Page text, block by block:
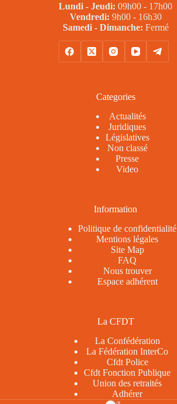
Lundi - Jeudi: 09h00 - 17h00
Vendredi: 9h00 - 16h30
Samedi - Dimanche: Fermé
Categories
Actualités
Juridiques
Législatives
Non classé
Presse
Video
Information
Politique de confidentialité
Mentions légales
Site Map
FAQ
Nous trouver
Espace adhérent
La CFDT
La Confédération
La Fédération InterCo
Cfdt Police
Cfdt Fonction Publique
Union des retraités
Adhérer